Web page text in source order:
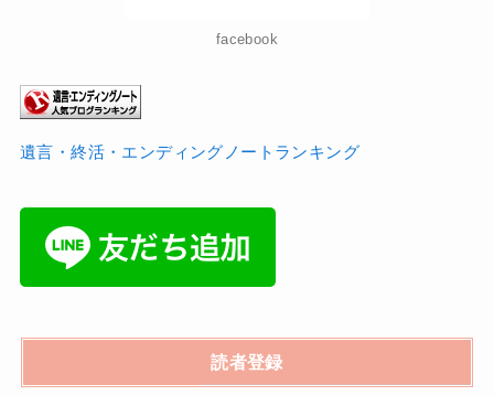
facebook
遺言・終活・エンディングノートランキング
読者登録